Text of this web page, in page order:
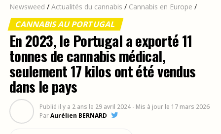
Newsweed / Actualités du cannabis / Cannabis en Europe /
CANNABIS AU PORTUGAL
En 2023, le Portugal a exporté 11
tonnes de cannabis médical,
seulement 17 kilos ont été vendus
dans le pays
Publié il y a 2 ans le 29 avril 2024 - Mis à jour le 17 mars 2026
ParAurélien BERNARD